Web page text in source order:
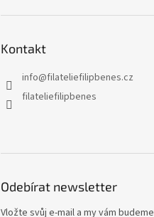
Kontakt
info@filateliefilipbenes.cz
filateliefilipbenes
Odebírat newsletter
Vložte svůj e-mail a my vám budeme